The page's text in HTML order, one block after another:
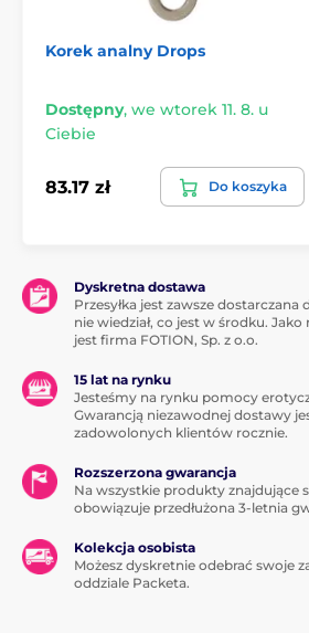
naturalnej wilgoci, co jest ważne
odbytu trwała jak najdłużej,
a następnie dezynfekcję przed i po
Produkt znajduje się w
Tanie wibratory
Niewibrujące korki analne
Zestawy analne
Korek analny Drops
Dostępny, we wtorek 11. 8. u
Ciebie
83.17 zł Do koszyka
Dyskretna dostawa
Przesyłka jest zawsze
nie wiedział, co jest w środku.
jest firma FOTION, Sp. z o.o.
15 lat na rynku
Jesteśmy na rynku pomocy
Gwarancją niezawodnej dostawy
zadowolonych klientów rocznie.
Rozszerzona gwarancja
Na wszystkie produkty znajdujące
obowiązuje przedłużona 3-letnia
Kolekcja osobista
Możesz dyskretnie odebrać swoje
oddziale Packeta.